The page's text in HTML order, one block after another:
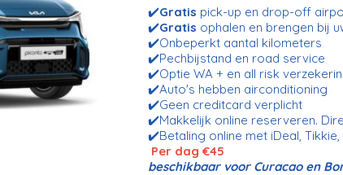
✔️Gratis pick-up en drop-off
✔️Gratis ophalen en brengen bij
✔️Onbeperkt aantal kilometers
✔️Pechbijstand en road service
✔️Optie WA + en all risk
✔️Auto's hebben airconditioning
✔️Geen creditcard verplicht
✔️Makkelijk online reserveren.
✔️Betaling online met iDeal,
Per dag €45
beschikbaar voor Curacao en